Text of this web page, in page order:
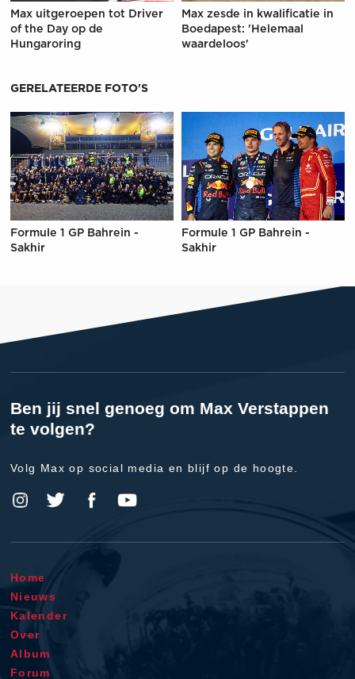
Max uitgeroepen tot Driver
of the Day op de
Hungaroring
Max zesde in kwalificatie in
Boedapest: 'Helemaal
waardeloos'
GERELATEERDE FOTO'S
Formule 1 GP Bahrein -
Sakhir
Formule 1 GP Bahrein -
Sakhir
Ben jij snel genoeg om Max Verstappen
te volgen?
Volg Max op social media en blijf op de hoogte.
Home
Nieuws
Kalender
Over
Album
Forum